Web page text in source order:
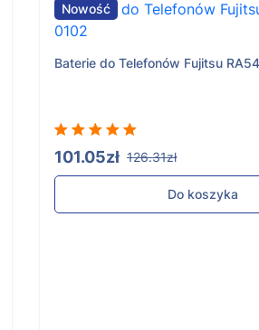
Nowość
Baterie do Telefonów Fujitsu
101.05zł 126.31zł
Do koszyka